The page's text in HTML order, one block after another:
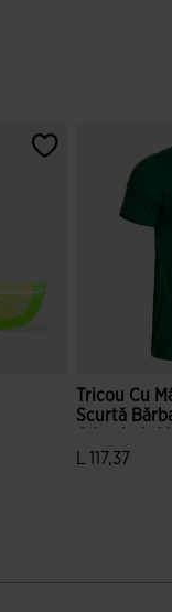
Tricou Cu
Scurtă
L 117,37